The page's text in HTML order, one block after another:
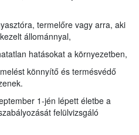
termelőre vagy arra, aki
állománnyal,
hatásokat a környezetben,
könnyítő és termésvédő
1-jén lépett életbe a
felülvizsgáló